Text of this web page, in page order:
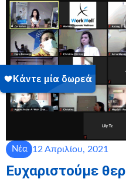
Νέα 12 Απριλίου, 2021
Ευχαριστούμε